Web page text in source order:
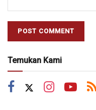
Temukan Kami